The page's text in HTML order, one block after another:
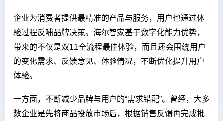
企业为消费者提供最精准的产品与服务，用户也通过体
验过程反哺品牌决策。海尔智家基于数字化能力优势，
带来的不仅是双11全流程最佳体验，而且还会围绕用户
的变化需求、反馈意见、体验情况，不断优化提升用户
体验。
一方面，不断减少品牌与用户的“需求错配”。曾经，大多
数企业是先将商品投放市场后，根据销售反馈再完成批